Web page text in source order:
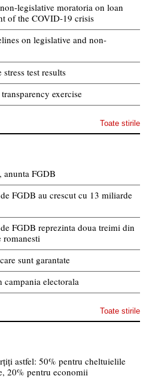
legislative moratoria on loan
of the COVID-19 crisis
on legislative and non-
test results
exercise
Toate stirile
anunta FGDB
FGDB au crescut cu 13 miliarde
FGDB reprezinta doua treimi din
sunt garantate
campania electorala
Toate stirile
astfel: 50% pentru cheltuielile
20% pentru economii